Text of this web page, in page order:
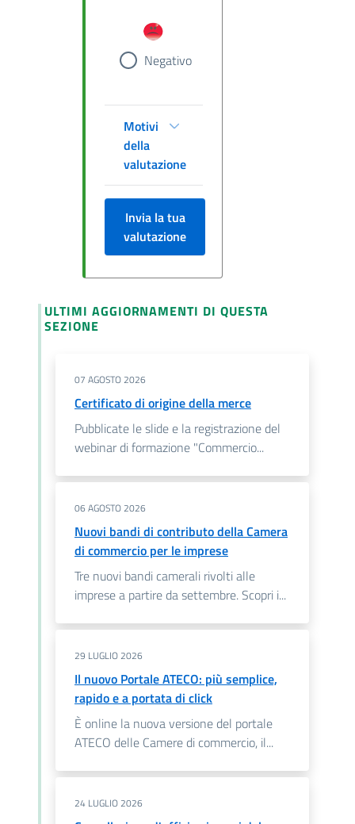
Negativo
Motivi
della
valutazione
Invia la tua
valutazione
ULTIMI AGGIORNAMENTI DI QUESTA
SEZIONE
07 AGOSTO 2026
Certificato di origine della merce
Pubblicate le slide e la registrazione del
webinar di formazione "Commercio...
06 AGOSTO 2026
Nuovi bandi di contributo della Camera
di commercio per le imprese
Tre nuovi bandi camerali rivolti alle
imprese a partire da settembre. Scopri i...
29 LUGLIO 2026
Il nuovo Portale ATECO: più semplice,
rapido e a portata di click
È online la nuova versione del portale
ATECO delle Camere di commercio, il...
24 LUGLIO 2026